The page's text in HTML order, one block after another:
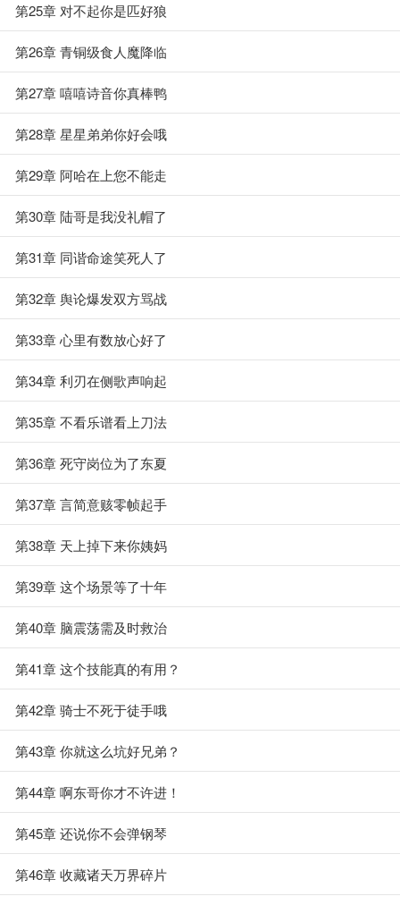
第25章 对不起你是匹好狼
第26章 青铜级食人魔降临
第27章 嘻嘻诗音你真棒鸭
第28章 星星弟弟你好会哦
第29章 阿哈在上您不能走
第30章 陆哥是我没礼帽了
第31章 同谐命途笑死人了
第32章 舆论爆发双方骂战
第33章 心里有数放心好了
第34章 利刃在侧歌声响起
第35章 不看乐谱看上刀法
第36章 死守岗位为了东夏
第37章 言简意赅零帧起手
第38章 天上掉下来你姨妈
第39章 这个场景等了十年
第40章 脑震荡需及时救治
第41章 这个技能真的有用？
第42章 骑士不死于徒手哦
第43章 你就这么坑好兄弟？
第44章 啊东哥你才不许进！
第45章 还说你不会弹钢琴
第46章 收藏诸天万界碎片